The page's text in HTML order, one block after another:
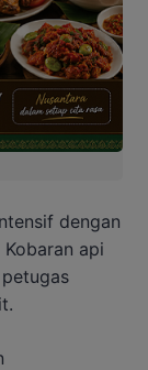
dengan
api